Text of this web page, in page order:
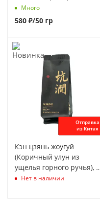
Много
580 ₽/50 гр
Отправка
из Китая
Кэн цзянь жоугуй
(Коричный улун из
ущелья горного ручья), 8
г Нет в наличии